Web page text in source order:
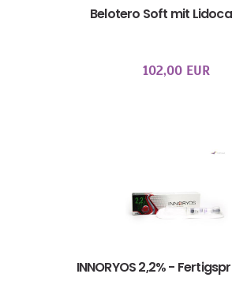
Belotero Soft mit
102,00 EUR
INNORYOS 2,2% -